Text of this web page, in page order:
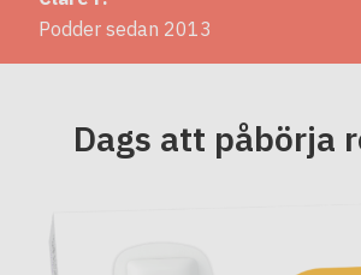
Podder sedan 2013
Dags att påbörja